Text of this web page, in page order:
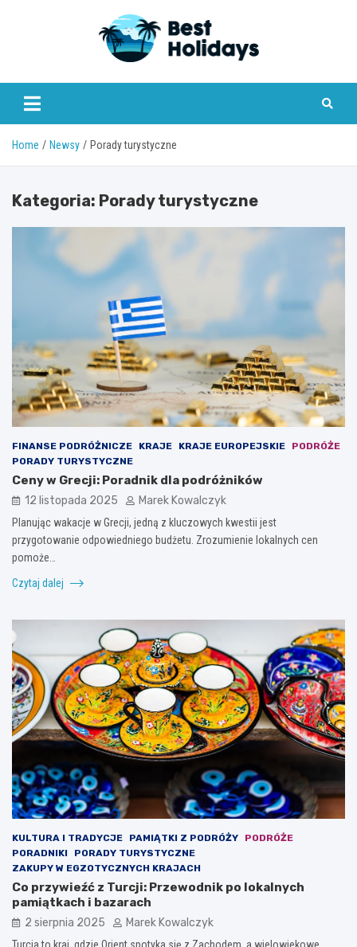
bestholidays.pl
Home Newsy Porady turystyczne
Kategoria: Porady turystyczne
FINANSE PODRÓŻNICZE KRAJE KRAJE EUROPEJSKIE
PODRÓŻE
PORADY TURYSTYCZNE
Ceny w Grecji: Poradnik dla podróżników
12 listopada 2025 Marek Kowalczyk
Planując wakacje w Grecji, jedną z kluczowych kwestii jest
przygotowanie odpowiedniego budżetu. Zrozumienie lokalnych cen
pomoże…
Czytaj dalej
KULTURA I TRADYCJE PAMIĄTKI Z PODRÓŻY
PODRÓŻE
PORADNIKI
PORADY TURYSTYCZNE
ZAKUPY W EGZOTYCZNYCH KRAJACH
Co przywieźć z Turcji: Przewodnik po lokalnych
pamiątkach i bazarach
2 sierpnia 2025 Marek Kowalczyk